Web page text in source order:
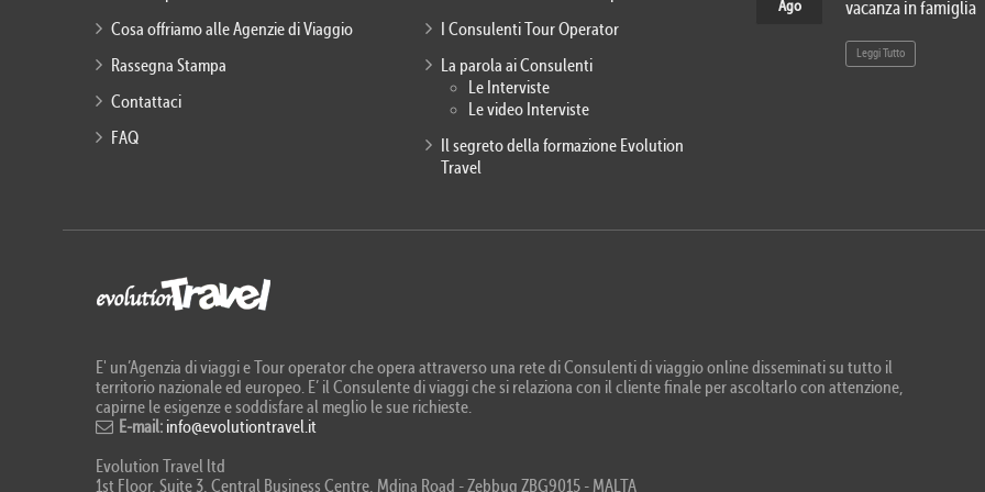
Cosa offriamo alle Agenzie di Viaggio
Rassegna Stampa
Contattaci
FAQ
I Consulenti Tour Operator
La parola ai Consulenti
Le Interviste
Le video Interviste
Il segreto della formazione Evolution
Travel
Ago
vacanza in famiglia
Leggi Tutto
E' un’Agenzia di viaggi e Tour operator che opera attraverso una rete di Consulenti di viaggio online disseminati su tutto il
territorio nazionale ed europeo. E’ il Consulente di viaggi che si relaziona con il cliente finale per ascoltarlo con attenzione,
capirne le esigenze e soddisfare al meglio le sue richieste.
E-mail: info@evolutiontravel.it
Evolution Travel ltd
1st Floor, Suite 3, Central Business Centre, Mdina Road - Zebbug ZBG9015 - MALTA